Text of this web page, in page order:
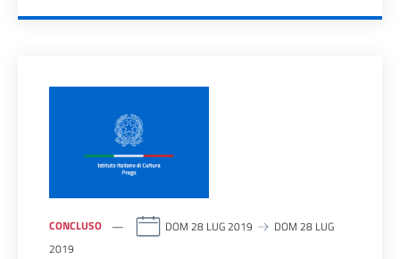
CONCLUSO DOM 28 LUG 2019
DOM 28 LUG
2019